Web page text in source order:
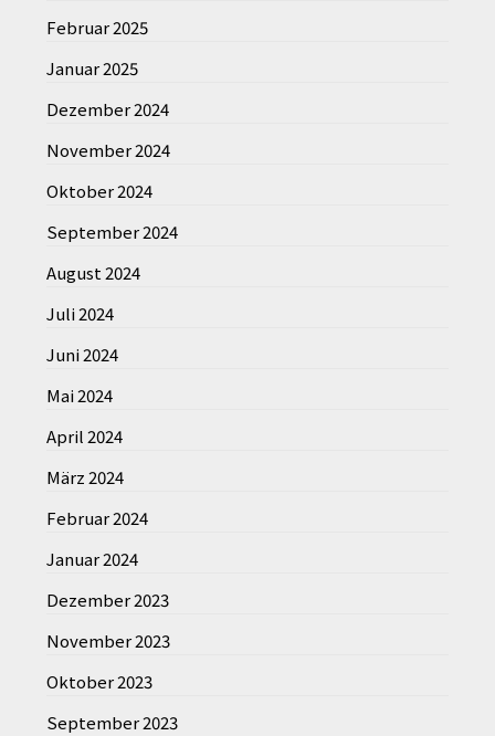
Februar 2025
Januar 2025
Dezember 2024
November 2024
Oktober 2024
September 2024
August 2024
Juli 2024
Juni 2024
Mai 2024
April 2024
März 2024
Februar 2024
Januar 2024
Dezember 2023
November 2023
Oktober 2023
September 2023